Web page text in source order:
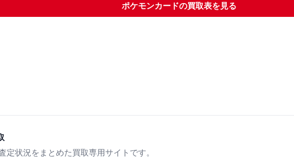
ポケモンカードの買取表を見る
定状況をまとめた買取専用サイトです。